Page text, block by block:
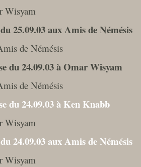
Wisyam
25.09.03 aux Amis de Némésis
de Némésis
du 24.09.03 à Omar Wisyam
de Némésis
du 24.09.03 à Ken Knabb
Wisyam
24.09.03 aux Amis de Némésis
Wisyam